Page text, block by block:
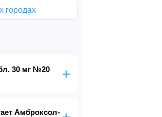
городах
30 мг №20
Амброксол-